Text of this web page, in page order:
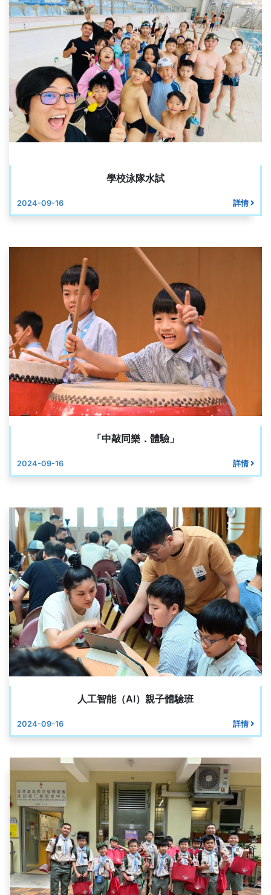
學校泳隊水試
2024-09-16 詳情
「中敲同樂．體驗」
2024-09-16 詳情
人工智能（AI）親子體驗班
2024-09-16 詳情